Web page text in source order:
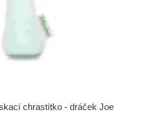
chrastítko - dráček Joe